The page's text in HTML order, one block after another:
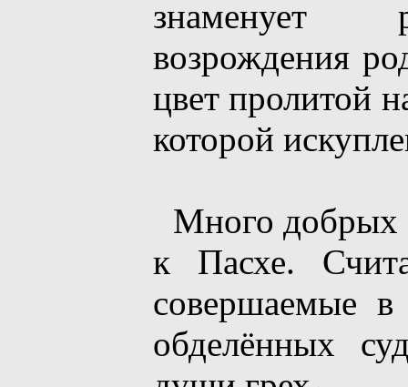
знаменует
возрождения
цвет пролитой
которой
Много добрых
к Пасхе.
совершаемые в
обделённых